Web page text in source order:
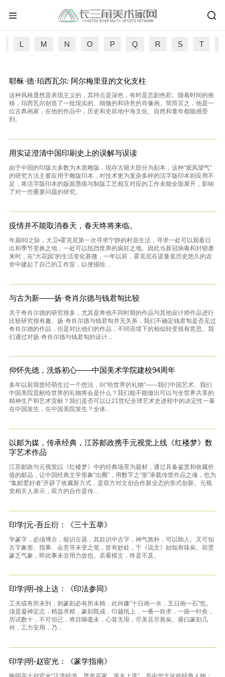
L M N O P Q R S T
耶稣·德·珀西瓦尔: 阿尔梅里亚的文化支柱
这种风格显然是表现主义的，其特点是深色，有时是悲剧色彩。随着时间的推
移，珀西瓦尔创造了一批现实的、细微的和诗意的肖像画。简而言之，他是一
位古典画家，在他的作品中，历史和史前地中海文化、自然和童年都能感受
到。
用实证澄清中国印刷史上的误解与误读
由于中国的印版大多数为木质雕版，现存古籍大部分为刻本，这种“观风望气”
的研究方法主要应用于雕版印本，对技术更为复杂多样的活字版印本则应用不
足，将活字版印本的版面墨痕与制版工艺相互对应的工作未能全面展开，影响
了对一些重要问题的研究。
疫情并不能取消春天，春天终将来临。
年届80之际，大卫•霍克尼第一次寻求宁静的村居生活，寻求一处可以观看日
出和季节变换之地，一处可以抵挡世界的疯狂之地。因此当新冠病毒和封锁袭
来时，在“大花园”的生活变化甚微，一年以前，霍克尼在诺曼底历史悠久的农
舍中建起了自己的工作室，以便描绘...
与古为新——扬·奇肖尔德与钱君匋比较
关于奇肖尔德的研究很多，尤其是将他不同时期的作品与其他设计师作品进行
比较研究很有趣。扬·奇肖尔德与钱君匋并无关系，我们不确定钱君匋是否见过
奇肖尔德的作品，但是对比他们的作品，不同语境下的相似转变很有意思。我
们通过对扬·奇肖尔德与钱君匋的设计...
仰怀先德，洗炼初心——中国美术学院建校94周年
多年以前我曾经萌生过一个想法，叫“给世界的礼物”——我们中国艺术、我们
中国美院贡献给世界的礼物将会是什么？我们能不能做出可以与全世界共享的
精神生产和艺术贡献？我们是否可以让21世纪全球艺术史进程中的决定性一幕
在中国发生，在中国美院发生？全体...
以邮为媒，传承经典，江苏邮政携手元视觉上线《红楼梦》数
字艺术作品
江苏邮政与元视觉以《红楼梦》中的经典场景为题材，通过具备鉴赏和收藏价
值的邮品，让中国经典文学形象“出圈”，用数字之“形”承载传世作品之魂，也为
“集邮爱好者”开辟了收藏新方式，是双方对文创合作新业态的形式创新。元视
觉相关人表示，双方的合作是传...
印学|元-吾丘衍：《三十五举》
学篆字，必须博古，能识古器，其款识中古字，神气敦朴，可以助人。又可知
古字象形、指事、会意等未变之笔，皆有妙处，于《说文》始知有味矣。前贤
篆乏气象，即此事未尝用力故也。若看模文，终是不及。
印学|明-徐上达：《印法参同》
工夫或有所未到，则篆刻必有所未精，此何嫌"十日画一水，五日画一石"也。
须是凝神定志，精益求精，篆刻既成，印越纸上，一番一吹求，一疵一针灸，
历试数十，不可但已，将目睇毫末，心算无垠，尽美且尽善矣。毋曰篆刻几
何，工力安用，乃...
印学|明-赵宦光：《篆学指南》